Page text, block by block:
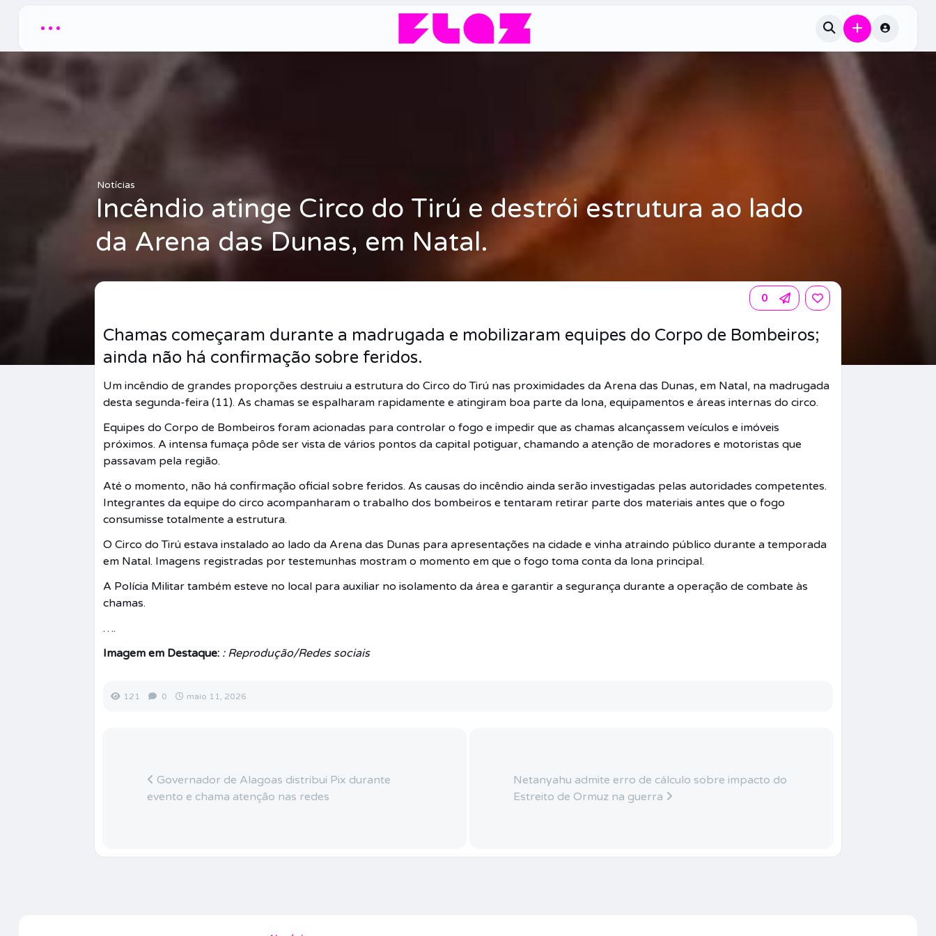
...
Notícias
Incêndio atinge Circo do Tirú e destrói estrutura ao lado
da Arena das Dunas, em Natal.
0
Chamas começaram durante a madrugada e mobilizaram equipes do Corpo de Bombeiros;
ainda não há confirmação sobre feridos.
Um incêndio de grandes proporções destruiu a estrutura do Circo do Tirú nas proximidades da Arena das Dunas, em Natal, na madrugada
desta segunda-feira (11). As chamas se espalharam rapidamente e atingiram boa parte da lona, equipamentos e áreas internas do circo.
Equipes do Corpo de Bombeiros foram acionadas para controlar o fogo e impedir que as chamas alcançassem veículos e imóveis
próximos. A intensa fumaça pôde ser vista de vários pontos da capital potiguar, chamando a atenção de moradores e motoristas que
passavam pela região.
Até o momento, não há confirmação oficial sobre feridos. As causas do incêndio ainda serão investigadas pelas autoridades competentes.
Integrantes da equipe do circo acompanharam o trabalho dos bombeiros e tentaram retirar parte dos materiais antes que o fogo
consumisse totalmente a estrutura.
O Circo do Tirú estava instalado ao lado da Arena das Dunas para apresentações na cidade e vinha atraindo público durante a temporada
em Natal. Imagens registradas por testemunhas mostram o momento em que o fogo toma conta da lona principal.
A Polícia Militar também esteve no local para auxiliar no isolamento da área e garantir a segurança durante a operação de combate às
chamas.
….
Imagem em Destaque: : Reprodução/Redes sociais
121 0 maio 11, 2026
Governador de Alagoas distribui Pix durante
evento e chama atenção nas redes
Netanyahu admite erro de cálculo sobre impacto do
Estreito de Ormuz na guerra